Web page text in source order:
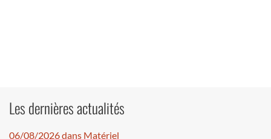
Les dernières actualités
06/08/2026 dans Matériel